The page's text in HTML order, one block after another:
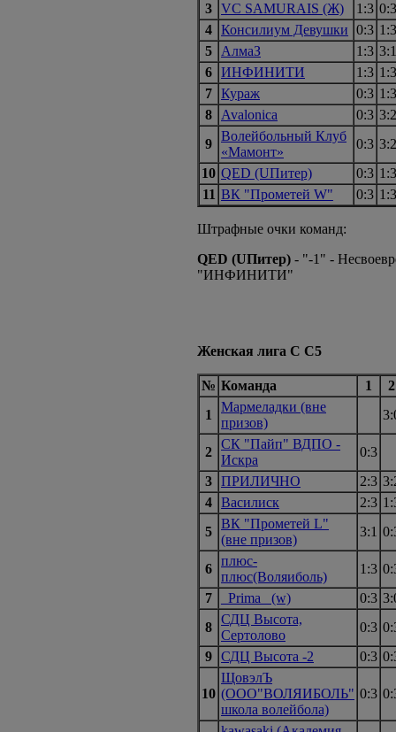
3 VC SAMURAIS (Ж) 1:3 0:3
4 Консилиум Девушки 0:3 1:3
5
АлмаЗ 1:3 3:1
6 ИНФИНИТИ 1:3 1:3
7 Кураж 0:3 1:3
8
Avalonica 0:3 3:2
9
Волейбольный Клуб
«Мамонт»
0:3 3:2
10 QED (UПитер) 0:3 1:3
11 ВК "Прометей W" 0:3 1:3
Штрафные очки команд:
QED (UПитер) - "-1" -
"ИНФИНИТИ"
Женская лига С С5
№ Команда 1
2
1
Мармеладки (вне
призов)
2
СК "Пайп" ВДПО -
Искра
0:3
3 ПРИЛИЧНО 2:3
4 Василиск 2:3
5
ВК "Прометей L"
(вне призов)
3:1
6
плюс-
плюс(Воляиболь)
1:3
7
_Prima_ (w) 0:3
8
СДЦ Высота,
Сертолово
0:3
9 СДЦ Высота -2 0:3
10
ЩовэлЪ
(ООО"ВОЛЯИБОЛЬ"
школа волейбола)
0:3